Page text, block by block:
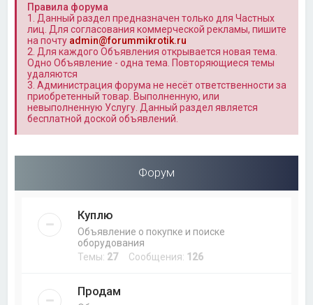
Правила форума
1. Данный раздел предназначен только для Частных
лиц. Для согласования коммерческой рекламы, пишите
на почту admin@forummikrotik.ru
2. Для каждого Объявления открывается новая тема.
Одно Объявление - одна тема. Повторяющиеся темы
удаляются
3. Администрация форума не несёт ответственности за
приобретенный товар. Выполненную, или
невыполненную Услугу. Данный раздел является
бесплатной доской объявлений.
Форум
Куплю
Объявление о покупке и поиске
оборудования
Темы: 27Сообщения: 126
Продам